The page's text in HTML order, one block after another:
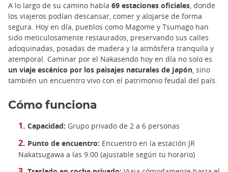
A lo largo de su camino había 69 estaciones oficiales, donde
los viajeros podían descansar, comer y alojarse de forma
segura. Hoy en día, pueblos como Magome y Tsumago han
sido meticulosamente restaurados, preservando sus calles
adoquinadas, posadas de madera y la atmósfera tranquila y
atemporal. Caminar por el Nakasendō hoy en día no solo es
un viaje escénico por los paisajes naturales de Japón, sino
también un encuentro vivo con el patrimonio feudal del país.
Cómo funciona
Capacidad: Grupo privado de 2 a 6 personas
Punto de encuentro: Encuentro en la estación JR
Nakatsugawa a las 9:00 (ajustable según tu horario)